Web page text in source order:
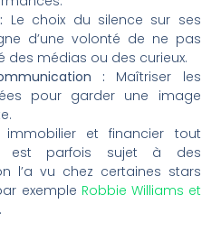
Le choix du silence sur ses
d’une volonté de ne pas
des médias ou des curieux.
: Maîtriser les
pour garder une image
et financier tout
est parfois sujet à des
l’a vu chez certaines stars
exemple Robbie Williams et
.